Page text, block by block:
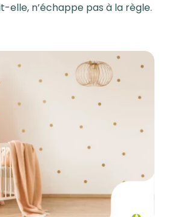
elle, n’échappe pas à la règle.